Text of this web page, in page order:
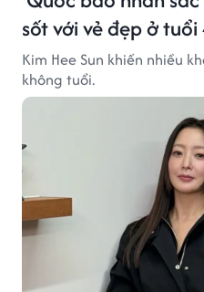
sốt với vẻ đẹp ở tuổi
Kim Hee Sun khiến nhiều
không tuổi.